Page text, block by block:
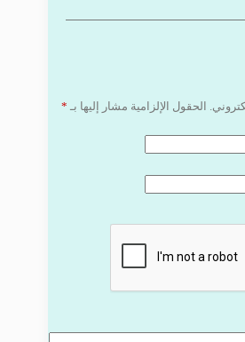
الحقول الإلزامية مشار إليها بـ *